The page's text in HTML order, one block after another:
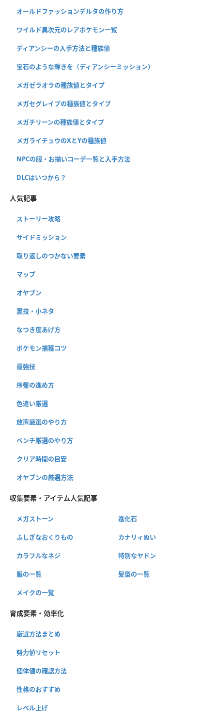
オールドファッションデルタの作り方
ワイルド異次元のレアポケモン一覧
ディアンシーの入手方法と種族値
宝石のような輝きを（ディアンシーミッション）
メガゼラオラの種族値とタイプ
メガセグレイブの種族値とタイプ
メガチリーンの種族値とタイプ
メガライチュウのXとYの種族値
NPCの服・お揃いコーデ一覧と入手方法
DLCはいつから？
人気記事
ストーリー攻略
サイドミッション
取り返しのつかない要素
マップ
オヤブン
裏技・小ネタ
なつき度あげ方
ポケモン捕獲コツ
最強技
序盤の進め方
色違い厳選
放置厳選のやり方
ベンチ厳選のやり方
クリア時間の目安
オヤブンの厳選方法
収集要素・アイテム人気記事
メガストーン 進化石
ふしぎなおくりもの カナリィぬい
カラフルなネジ 特別なヤドン
服の一覧 髪型の一覧
メイクの一覧
育成要素・効率化
厳選方法まとめ
努力値リセット
個体値の確認方法
性格のおすすめ
レベル上げ